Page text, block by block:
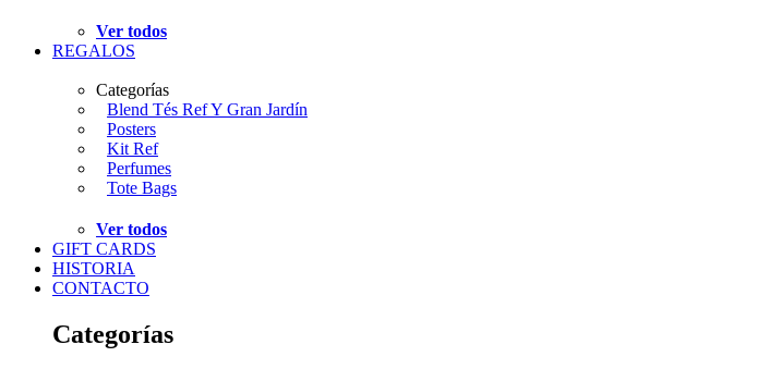
Ver todos
REGALOS
Categorías
Blend Tés Ref Y Gran Jardín
Posters
Kit Ref
Perfumes
Tote Bags
Ver todos
GIFT CARDS
HISTORIA
CONTACTO
Categorías